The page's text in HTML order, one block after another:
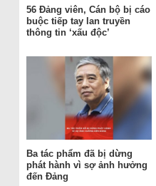
56 Đảng viên, Cán bộ bị cáo
buộc tiếp tay lan truyền
thông tin ‘xấu độc’
Ba tác phẩm đã bị dừng
phát hành vì sợ ảnh hưởng
đến Đảng